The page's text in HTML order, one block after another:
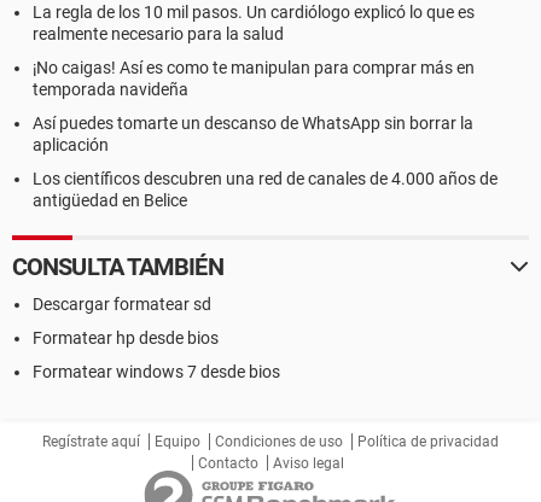
La regla de los 10 mil pasos. Un cardiólogo explicó lo que es
realmente necesario para la salud
¡No caigas! Así es como te manipulan para comprar más en
temporada navideña
Así puedes tomarte un descanso de WhatsApp sin borrar la
aplicación
Los científicos descubren una red de canales de 4.000 años de
antigüedad en Belice
CONSULTA TAMBIÉN
Descargar formatear sd
Formatear hp desde bios
Formatear windows 7 desde bios
Regístrate aquí Equipo Condiciones de uso
Política de privacidad
Contacto
Aviso legal